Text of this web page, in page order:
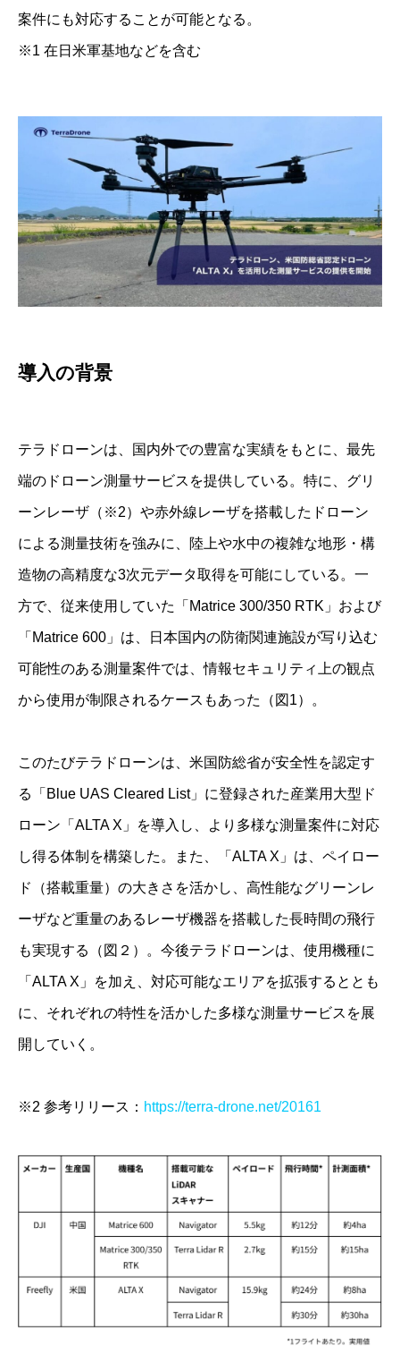
案件にも対応することが可能となる。
※1 在日米軍基地などを含む
導入の背景
テラドローンは、国内外での豊富な実績をもとに、最先
端のドローン測量サービスを提供している。特に、グリ
ーンレーザ（※2）や赤外線レーザを搭載したドローン
による測量技術を強みに、陸上や水中の複雑な地形・構
造物の高精度な3次元データ取得を可能にしている。一
方で、従来使用していた「Matrice 300/350 RTK」および
「Matrice 600」は、日本国内の防衛関連施設が写り込む
可能性のある測量案件では、情報セキュリティ上の観点
から使用が制限されるケースもあった（図1）。
このたびテラドローンは、米国防総省が安全性を認定す
る「Blue UAS Cleared List」に登録された産業用大型ド
ローン「ALTA X」を導入し、より多様な測量案件に対応
し得る体制を構築した。また、「ALTA X」は、ペイロー
ド（搭載重量）の大きさを活かし、高性能なグリーンレ
ーザなど重量のあるレーザ機器を搭載した長時間の飛行
も実現する（図２）。今後テラドローンは、使用機種に
「ALTA X」を加え、対応可能なエリアを拡張するととも
に、それぞれの特性を活かした多様な測量サービスを展
開していく。
※2 参考リリース： https://terra-drone.net/20161